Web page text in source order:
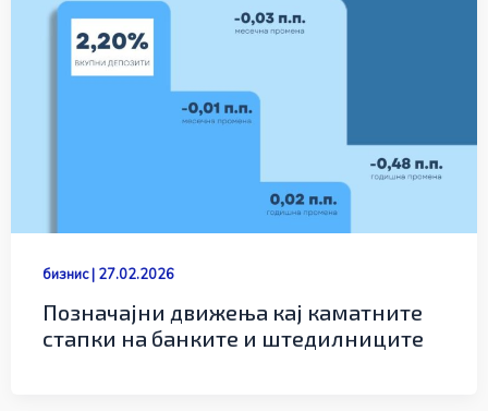
бизнис| 27.02.2026
Позначајни движења кај каматните
стапки на банките и штедилниците